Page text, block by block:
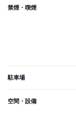
禁煙・喫煙
駐車場
空間・設備